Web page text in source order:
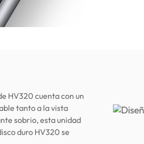
HV320 cuenta con un
tanto a la vista
sobrio, esta unidad
duro HV320 se